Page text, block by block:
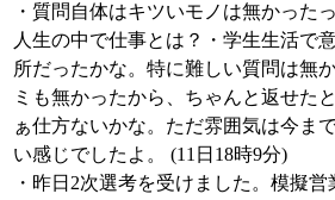
・質問自体はキツいモノは無かった
人生の中で仕事とは？・学生生活で
所だったかな。特に難しい質問は無
ミも無かったから、ちゃんと返せた
ぁ仕方ないかな。ただ雰囲気は今ま
い感じでしたよ。 (11日18時9分)
・昨日2次選考を受けました。模擬営